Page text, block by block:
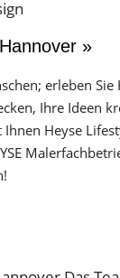
»
erleben Sie
Ihre Ideen
Heyse